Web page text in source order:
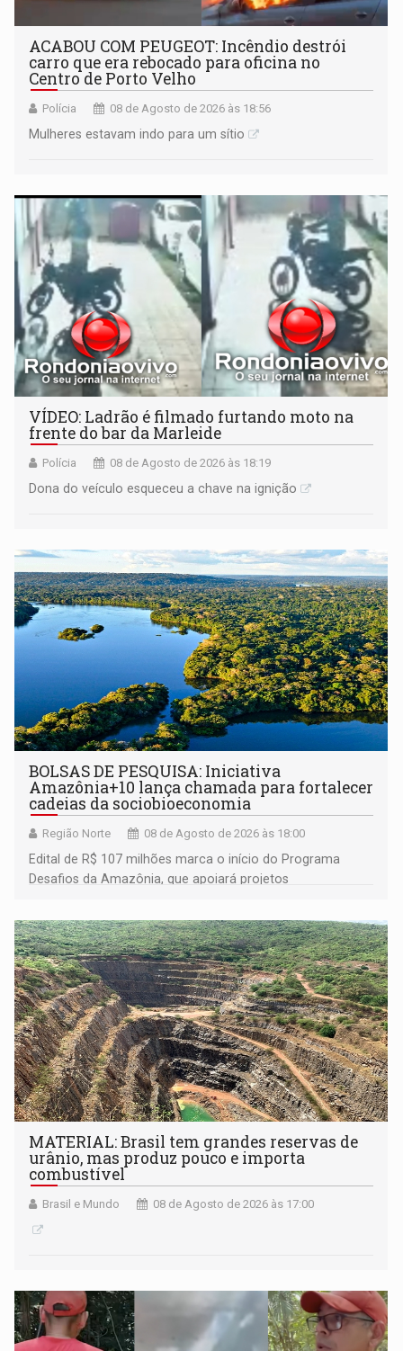
ACABOU COM PEUGEOT: Incêndio destrói
carro que era rebocado para oficina no
Centro de Porto Velho
Polícia 08 de Agosto de 2026 às 18:56
Mulheres estavam indo para um sítio
VÍDEO: Ladrão é filmado furtando moto na
frente do bar da Marleide
Polícia 08 de Agosto de 2026 às 18:19
Dona do veículo esqueceu a chave na ignição
BOLSAS DE PESQUISA: Iniciativa
Amazônia+10 lança chamada para fortalecer
cadeias da sociobioeconomia
Região Norte 08 de Agosto de 2026 às 18:00
Edital de R$ 107 milhões marca o início do Programa
Desafios da Amazônia, que apoiará projetos
submissão de pré-propostas poderá ser feita até 1º de
setembro
MATERIAL: Brasil tem grandes reservas de
urânio, mas produz pouco e importa
combustível
Brasil e Mundo 08 de Agosto de 2026 às 17:00